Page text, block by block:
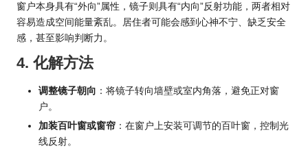
窗户本身具有“外向”属性，镜子则具有“内向”反射功能，两者相对
容易造成空间能量紊乱。居住者可能会感到心神不宁、缺乏安全
感，甚至影响判断力。
4. 化解方法
调整镜子朝向 ：将镜子转向墙壁或室内角落，避免正对窗
户。
加装百叶窗或窗帘 ：在窗户上安装可调节的百叶窗，控制光
线反射。